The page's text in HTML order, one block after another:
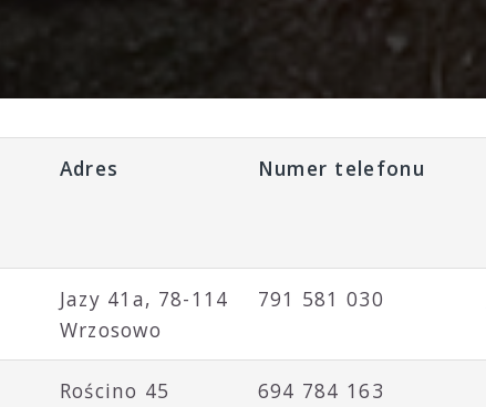
Adres Numer telefonu
Jazy 41a, 78-114
Wrzosowo
791 581 030
Rościno 45 694 784 163